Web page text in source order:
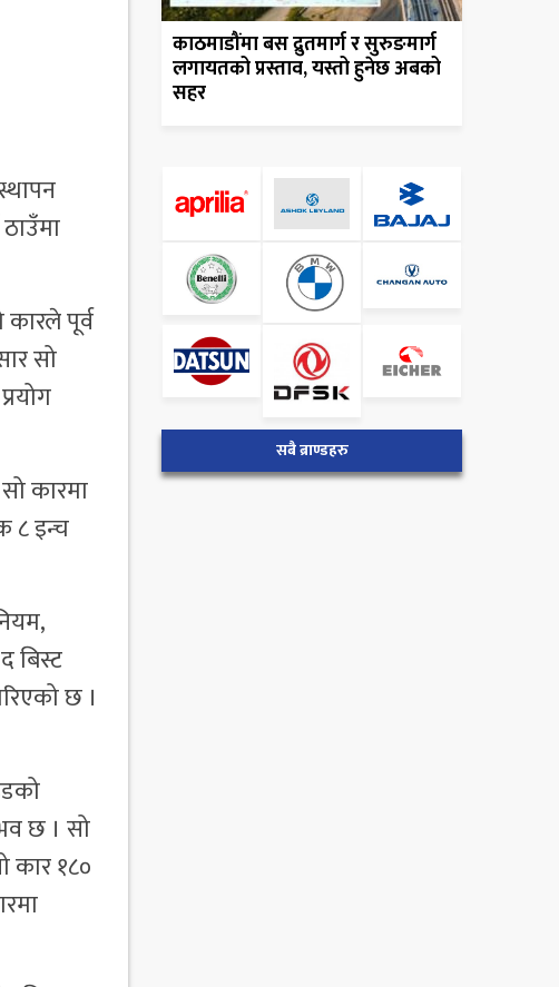
पूर्व
सो
कारमा
८ इन्च
बिस्ट
छ ।
छ । सो
कार १८०
काठमाडौंमा बस द्रुतमार्ग र सुरुङमार्ग
लगायतको प्रस्ताव, यस्तो हुनेछ अबको
सहर
सबै ब्राण्डहरु